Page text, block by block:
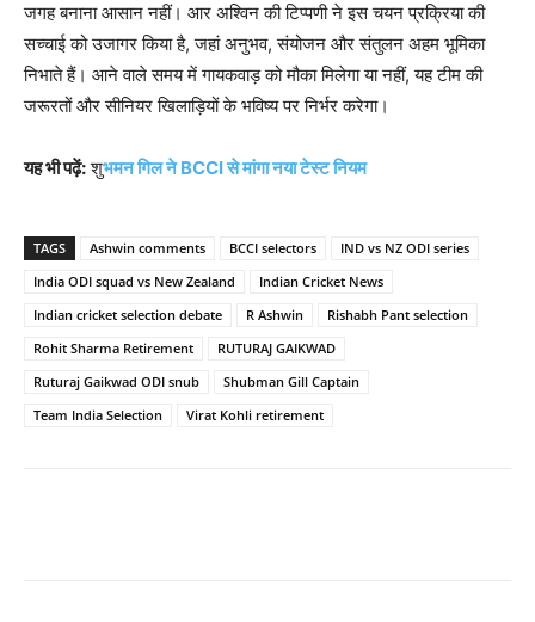
जगह बनाना आसान नहीं। आर अश्विन की टिप्पणी ने इस चयन प्रक्रिया की
सच्चाई को उजागर किया है, जहां अनुभव, संयोजन और संतुलन अहम भूमिका
निभाते हैं। आने वाले समय में गायकवाड़ को मौका मिलेगा या नहीं, यह टीम की
जरूरतों और सीनियर खिलाड़ियों के भविष्य पर निर्भर करेगा।
यह भी पढ़ें:शुभमन गिल ने BCCI से मांगा नया टेस्ट नियम
TAGS Ashwin comments BCCI selectors
IND vs NZ ODI series
India ODI squad vs New Zealand
Indian Cricket News
Indian cricket selection debate
R Ashwin
Rishabh Pant selection
Rohit Sharma Retirement
RUTURAJ GAIKWAD
Ruturaj Gaikwad ODI snub
Shubman Gill Captain
Team India Selection
Virat Kohli retirement